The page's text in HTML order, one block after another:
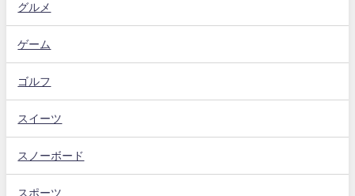
グルメ
ゲーム
ゴルフ
スイーツ
スノーボード
スポーツ